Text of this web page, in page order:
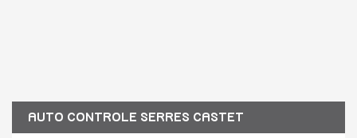
AUTO CONTROLE SERRES CASTET